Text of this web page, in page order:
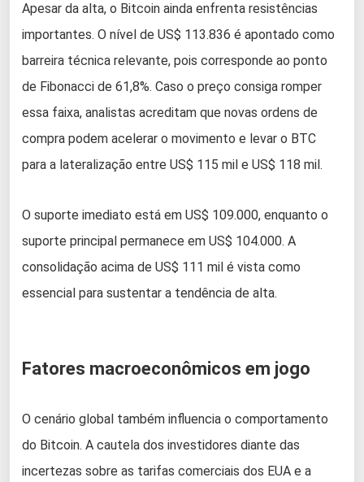
Apesar da alta, o Bitcoin ainda enfrenta resistências
importantes. O nível de US$ 113.836 é apontado como
barreira técnica relevante, pois corresponde ao ponto
de Fibonacci de 61,8%. Caso o preço consiga romper
essa faixa, analistas acreditam que novas ordens de
compra podem acelerar o movimento e levar o BTC
para a lateralização entre US$ 115 mil e US$ 118 mil.
O suporte imediato está em US$ 109.000, enquanto o
suporte principal permanece em US$ 104.000. A
consolidação acima de US$ 111 mil é vista como
essencial para sustentar a tendência de alta.
Fatores macroeconômicos em jogo
O cenário global também influencia o comportamento
do Bitcoin. A cautela dos investidores diante das
incertezas sobre as tarifas comerciais dos EUA e a